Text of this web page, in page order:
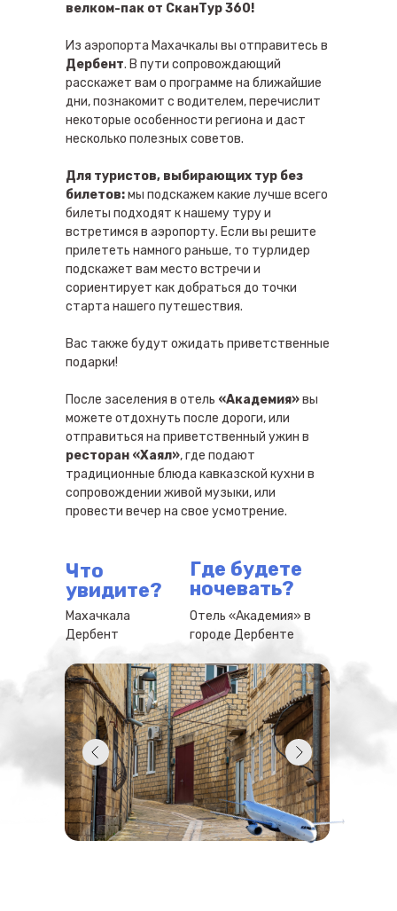
велком-пак от СканТур 360!
Из аэропорта Махачкалы вы отправитесь в
Дербент. В пути сопровождающий
расскажет вам о программе на ближайшие
дни, познакомит с водителем, перечислит
некоторые особенности региона и даст
несколько полезных советов.
Для туристов, выбирающих тур без
билетов:мы подскажем какие лучше всего
билеты подходят к нашему туру и
встретимся в аэропорту. Если вы решите
прилететь намного раньше, то турлидер
подскажет вам место встречи и
сориентирует как добраться до точки
старта нашего путешествия.
Вас также будут ожидать приветственные
подарки!
После заселения в отель «Академия»вы
можете отдохнуть после дороги, или
отправиться на приветственный ужин в
ресторан «Хаял», где подают
традиционные блюда кавказской кухни в
сопровождении живой музыки, или
провести вечер на свое усмотрение.
Что
увидите?
Где будете
ночевать?
Махачкала
Дербент
Отель «Академия» в
городе Дербенте